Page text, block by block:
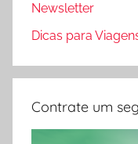
Newsletter
Dicas para
Contrate um